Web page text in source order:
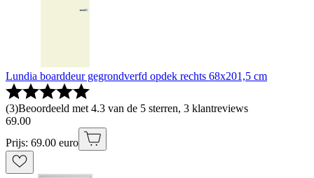
Lundia boarddeur gegrondverfd opdek rechts 68x201,5 cm
(3)Beoordeeld met 4.3 van de 5 sterren, 3 klantreviews
69.00
Prijs: 69.00 euro